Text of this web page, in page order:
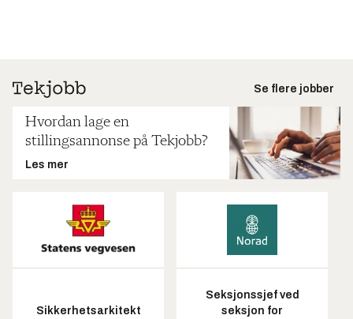
Se flere jobber
Hvordan lage en
stillingsannonse på Tekjobb?
Les mer
Sikkerhetsarkitekt
Seksjonssjef ved
seksjon for